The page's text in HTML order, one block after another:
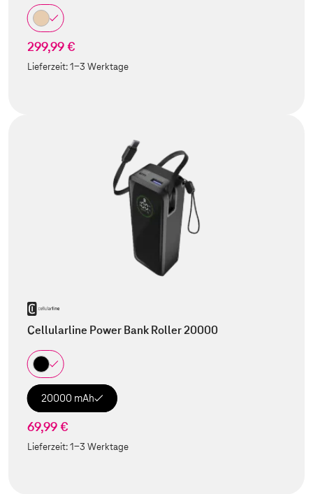
299,99 €
Lieferzeit:1-3 Werktage
Cellularline Power Bank Roller 20000
20000 mAh
69,99 €
Lieferzeit:1-3 Werktage